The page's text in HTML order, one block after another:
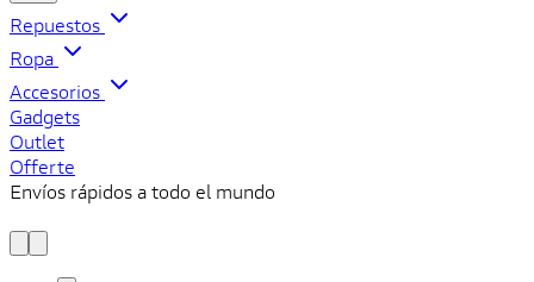
Repuestos
Ropa
Accesorios
Gadgets
Outlet
Offerte
Envíos rápidos a todo el mundo